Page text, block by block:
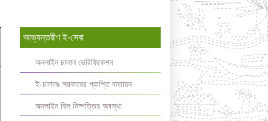
আভ্যন্তরীণ ই-সেবা
অনলাইন চালান ভেরিফিকেশন
ই-চালানঃ সরকারের প্রাপ্তি বাতায়ন
অনলাইন বিল নিষ্পত্তির অবস্থা